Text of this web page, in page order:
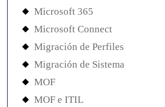
Microsoft 365
Microsoft Connect
Migración de Perfiles
Migración de Sistema
MOF
MOF e ITIL